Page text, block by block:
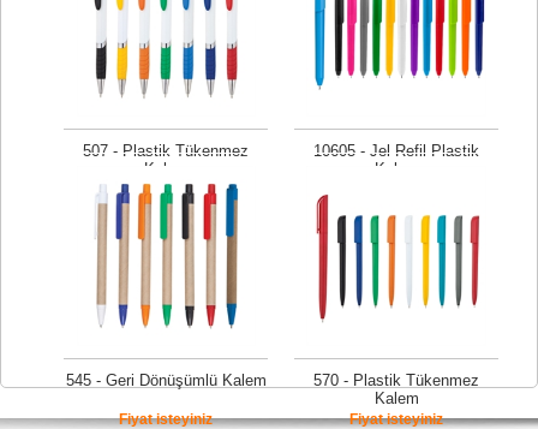
507 - Plastik Tükenmez
Kalem
Fiyat isteyiniz
10605 - Jel Refil Plastik
Kalem
545 - Geri Dönüşümlü Kalem
Fiyat isteyiniz
570 - Plastik Tükenmez
Kalem
Fiyat isteyiniz